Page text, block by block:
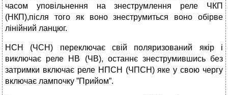
часом уповільнення на знеструмлення реле ЧКП
(НКП),після того як воно знеструмиться воно обірве
лінійний ланцюг.
НСН (ЧСН) переключає свій поляризований якір і
виключає реле НВ (ЧВ), останнє знеструмившись без
затримки включає реле НПСН (ЧПСН) яке у свою чергу
включає лампочку ”Прийом”.